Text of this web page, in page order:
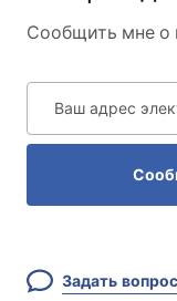
Сообщить мне о
Ваш адрес
Задать